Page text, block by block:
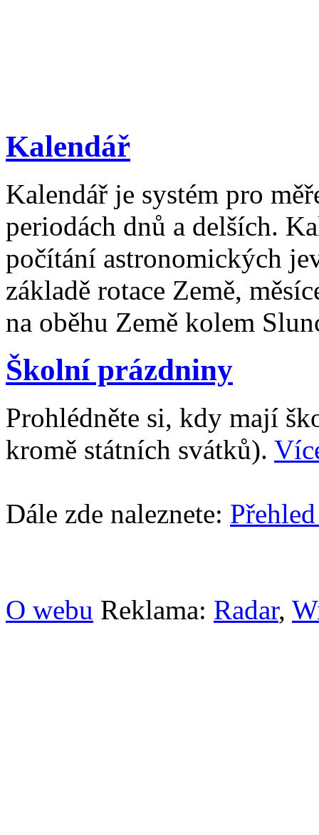
Kalendář
Kalendář je systém pro
periodách dnů a delších.
počítání astronomických
základě rotace Země,
na oběhu Země kolem
Školní prázdniny
Prohlédněte si, kdy mají
kromě státních svátků).
Dále zde naleznete:
O webu Reklama: Radar,